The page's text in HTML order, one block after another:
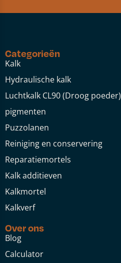
Categorieën
Kalk
Hydraulische kalk
Luchtkalk CL90 (Droog poeder)
pigmenten
Puzzolanen
Reiniging en conservering
Reparatiemortels
Kalk additieven
Kalkmortel
Kalkverf
Over ons
Blog
Calculator